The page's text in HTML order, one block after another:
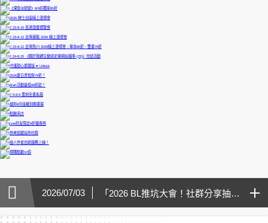
2026/07/03 「2026 BL推坑大會！社群分享抽點數」得獎公告